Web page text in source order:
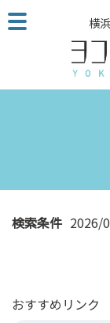
こ
の
ジ
む
横
検索条件 2026/
おすすめリンク